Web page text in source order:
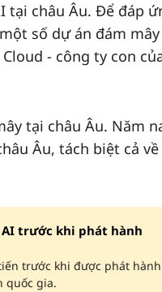
tại châu Âu. Để đáp
số dự án đám
- công ty con
tại châu Âu. Năm
Âu, tách biệt cả
trước khi phát hành
trước khi được phát
quốc gia.